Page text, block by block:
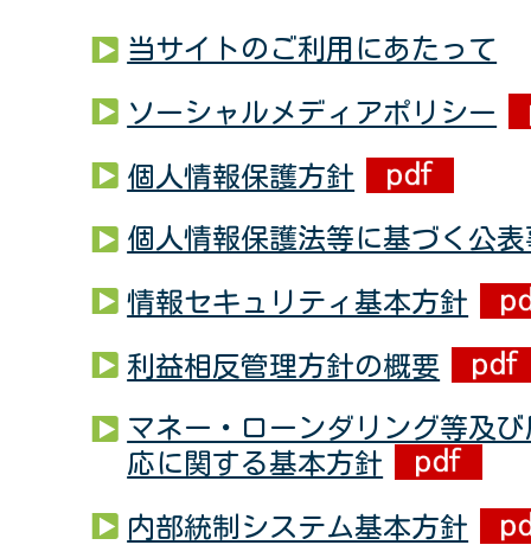
当サイトのご利用にあたって
ソーシャルメディアポリシー
個人情報保護方針
個人情報保護法等に基づく公
情報セキュリティ基本方針
利益相反管理方針の概要
マネー・ローンダリング等及
応に関する基本方針
内部統制システム基本方針